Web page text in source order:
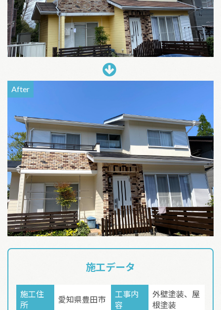
After
施工データ
施工住
所
愛知県豊田市
工事内
容
外壁塗装、屋
根塗装